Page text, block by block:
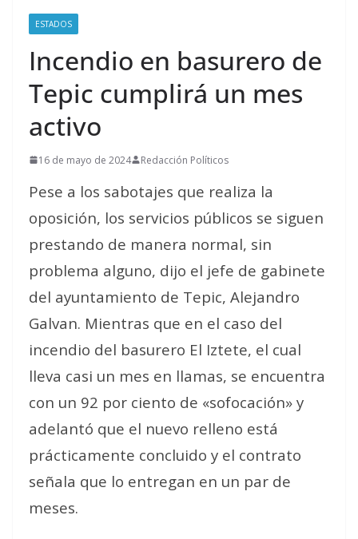
ESTADOS
Incendio en basurero de
Tepic cumplirá un mes
activo
16 de mayo de 2024 Redacción Políticos
Pese a los sabotajes que realiza la
oposición, los servicios públicos se siguen
prestando de manera normal, sin
problema alguno, dijo el jefe de gabinete
del ayuntamiento de Tepic, Alejandro
Galvan. Mientras que en el caso del
incendio del basurero El Iztete, el cual
lleva casi un mes en llamas, se encuentra
con un 92 por ciento de «sofocación» y
adelantó que el nuevo relleno está
prácticamente concluido y el contrato
señala que lo entregan en un par de
meses.